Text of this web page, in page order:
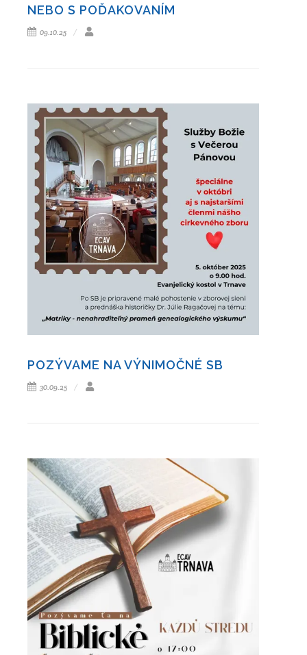
NEBO S POĎAKOVANÍM
09.10.25
POZÝVAME NA VÝNIMOČNÉ SB
30.09.25